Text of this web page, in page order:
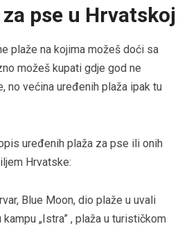
pse u Hrvatskoj
plaže na kojima možeš doći sa
možeš kupati gdje god ne
no većina uređenih plaža ipak tu
uređenih plaža za pse ili onih
Hrvatske:
Blue Moon, dio plaže u uvali
„Istra” , plaža u turističkom